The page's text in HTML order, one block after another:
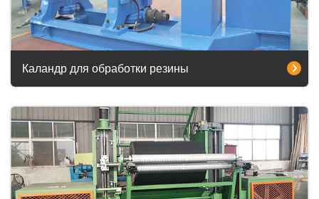
Каландр для обработки резины